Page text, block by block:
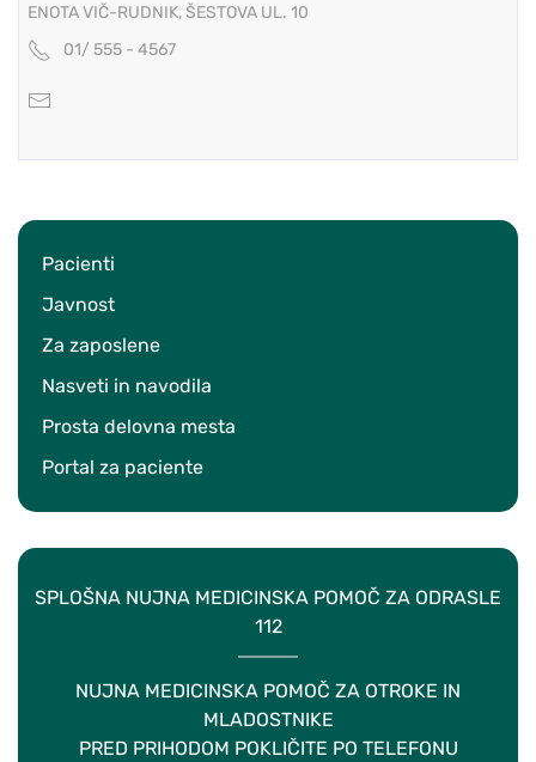
Pacienti
Javnost
Za zaposlene
Nasveti in navodila
Prosta delovna mesta
Portal za paciente
SPLOŠNA NUJNA MEDICINSKA POMOČ ZA ODRASLE
112
NUJNA MEDICINSKA POMOČ ZA OTROKE IN
MLADOSTNIKE
PRED PRIHODOM POKLIČITE PO TELEFONU
ENOTA VIČ-RUDNIK, ŠESTOVA UL. 10
01/ 555 - 4567